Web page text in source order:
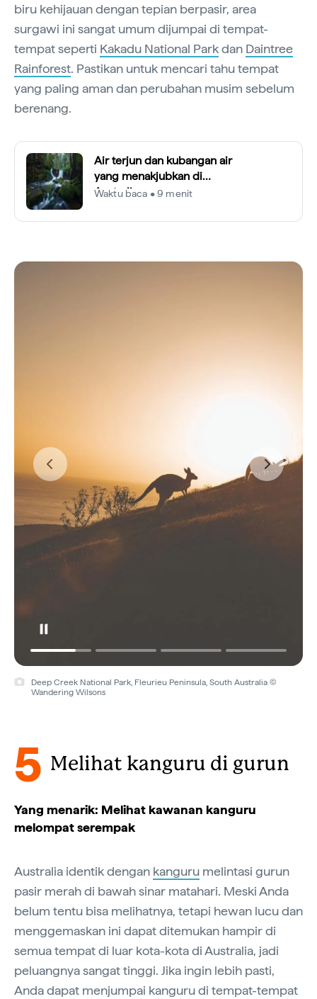
biru kehijauan dengan tepian berpasir, area
surgawi ini sangat umum dijumpai di tempat-
tempat seperti Kakadu National Parkdan Daintree
Rainforest. Pastikan untuk mencari tahu tempat
yang paling aman dan perubahan musim sebelum
berenang.
Air terjun dan kubangan air
yang menakjubkan di
Australia
Waktu baca • 9 menit
Deep Creek National Park, Fleurieu Peninsula, South Australia ©
Wandering Wilsons
Alice Springs Kangaroo Sanctuary, Alice Springs, Northern Territory ©
Tourism NT/Jordan Hammond
5 Melihat kanguru di gurun
Yang menarik: Melihat kawanan kanguru
melompat serempak
Australia identik dengan kanguru melintasi gurun
pasir merah di bawah sinar matahari. Meski Anda
belum tentu bisa melihatnya, tetapi hewan lucu dan
menggemaskan ini dapat ditemukan hampir di
semua tempat di luar kota-kota di Australia, jadi
peluangnya sangat tinggi. Jika ingin lebih pasti,
Anda dapat menjumpai kanguru di tempat-tempat